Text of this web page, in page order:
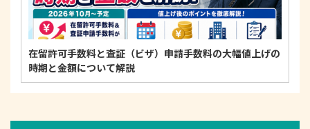
在留許可手数料と査証（ビザ）申請手数料の大幅値上げの
時期と金額について解説